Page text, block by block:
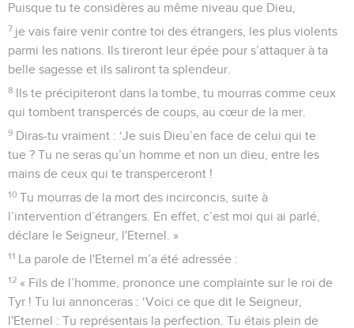
Puisque tu te considères au même niveau que Dieu,
7 je vais faire venir contre toi des étrangers, les plus violents
parmi les nations. Ils tireront leur épée pour s’attaquer à ta
belle sagesse et ils saliront ta splendeur.
8 Ils te précipiteront dans la tombe, tu mourras comme ceux
qui tombent transpercés de coups, au cœur de la mer.
9 Diras-tu vraiment : ‘Je suis Dieu’en face de celui qui te
tue ? Tu ne seras qu’un homme et non un dieu, entre les
mains de ceux qui te transperceront !
10 Tu mourras de la mort des incirconcis, suite à
l’intervention d’étrangers. En effet, c’est moi qui ai parlé,
déclare le Seigneur, l'Eternel. »
11 La parole de l'Eternel m’a été adressée :
12 « Fils de l’homme, prononce une complainte sur le roi de
Tyr ! Tu lui annonceras : ‘Voici ce que dit le Seigneur,
l'Eternel : Tu représentais la perfection. Tu étais plein de